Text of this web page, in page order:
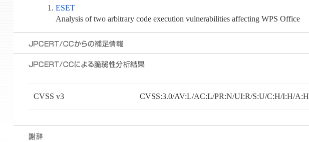
ESET
Analysis of two arbitrary code execution vulnerabilities affecting WPS Office
CVSS v3 CVSS:3.0/AV:L/AC:L/PR:N/UI:R/S:U/C:H/I:H/A:H